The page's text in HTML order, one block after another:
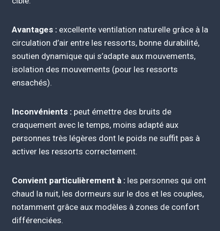
Avantages : excellente ventilation naturelle grâce à la
circulation d’air entre les ressorts, bonne durabilité,
soutien dynamique qui s’adapte aux mouvements,
isolation des mouvements (pour les ressorts
ensachés).
Inconvénients : peut émettre des bruits de
craquement avec le temps, moins adapté aux
personnes très légères dont le poids ne suffit pas à
activer les ressorts correctement.
Convient particulièrement à : les personnes qui ont
chaud la nuit, les dormeurs sur le dos et les couples,
notamment grâce aux modèles à zones de confort
différenciées.